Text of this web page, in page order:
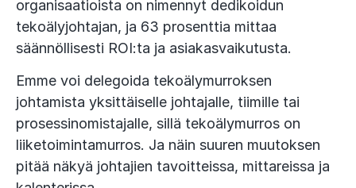
organisaatioista on nimennyt dedikoidun
tekoälyjohtajan, ja 63 prosenttia mittaa
säännöllisesti ROI:ta ja asiakasvaikutusta.
Emme voi delegoida tekoälymurroksen
johtamista yksittäiselle johtajalle, tiimille tai
prosessinomistajalle, sillä tekoälymurros on
liiketoimintamurros. Ja näin suuren muutoksen
pitää näkyä johtajien tavoitteissa, mittareissa ja